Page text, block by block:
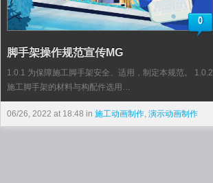
0
脚手架操作规范宣传MG
1.0.1 为保障施工脚手架安全、适用，制定本规范。 1.0.2
施工脚手架的材料与构配件选用…
06/26, 2022 at 18:48 in 施工动画制作, 演示动画制作